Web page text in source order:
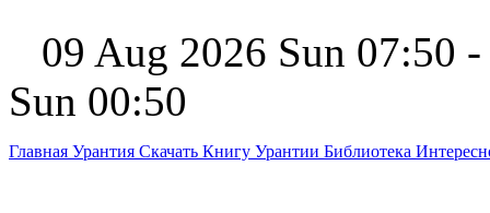
09 Aug 2026 Sun 07:50
Sun 00:50
Главная Урантия Скачать Книгу Урантии Библиотека